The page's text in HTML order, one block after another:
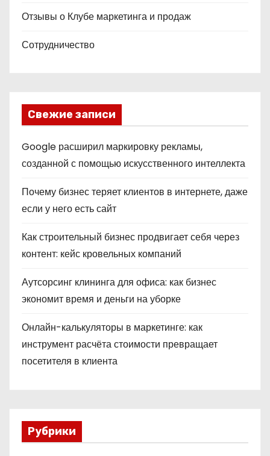
Отзывы о Клубе маркетинга и продаж
Сотрудничество
Свежие записи
Google расширил маркировку рекламы,
созданной с помощью искусственного интеллекта
Почему бизнес теряет клиентов в интернете, даже
если у него есть сайт
Как строительный бизнес продвигает себя через
контент: кейс кровельных компаний
Аутсорсинг клининга для офиса: как бизнес
экономит время и деньги на уборке
Онлайн-калькуляторы в маркетинге: как
инструмент расчёта стоимости превращает
посетителя в клиента
Рубрики